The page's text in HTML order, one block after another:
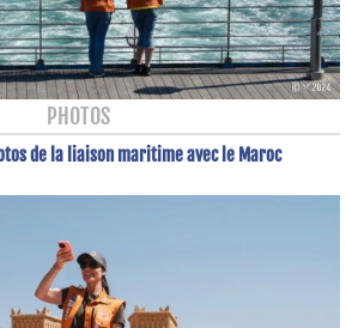
PHOTOS
de la liaison maritime avec le Maroc